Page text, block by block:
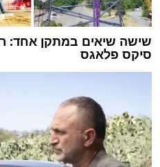
שישה שיאים במתקן אחד:
סיקס פלאגס